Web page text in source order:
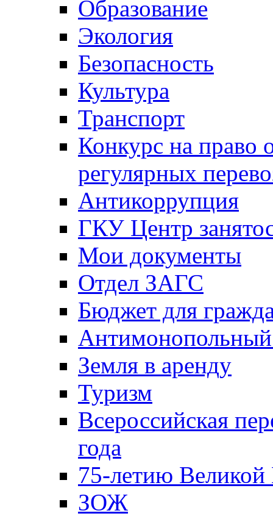
Образование
Экология
Безопасность
Культура
Транспорт
Конкурс на право
регулярных
Антикоррупция
ГКУ Центр
Мои документы
Отдел ЗАГС
Бюджет для
Антимонопольный
Земля в аренду
Туризм
Всероссийская
года
75-летию
ЗОЖ